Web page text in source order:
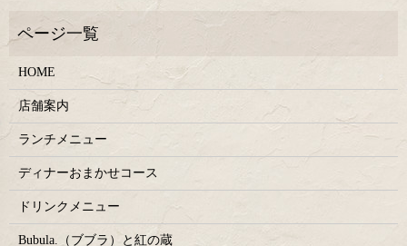
HOME
店舗案内
ランチメニュー
ディナーおまかせコース
ドリンクメニュー
Bubula.（ブブラ）と紅の蔵